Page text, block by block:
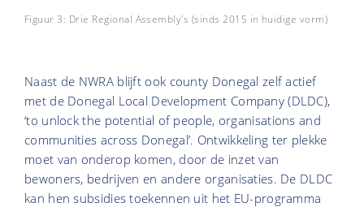
Figuur 3: Drie Regional Assembly's (sinds 2015 in huidige vorm)
Naast de NWRA blijft ook county Donegal zelf actief
met de Donegal Local Development Company (DLDC),
‘to unlock the potential of people, organisations and
communities across Donegal’. Ontwikkeling ter plekke
moet van onderop komen, door de inzet van
bewoners, bedrijven en andere organisaties. De DLDC
kan hen subsidies toekennen uit het EU-programma